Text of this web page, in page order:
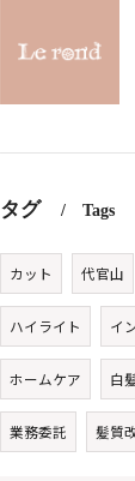
タグ Tags
カット 代官山
ハイライト イ
ホームケア 白
業務委託 髪質